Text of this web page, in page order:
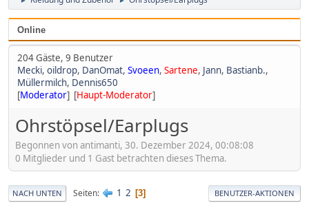
Online
204 Gäste, 9 Benutzer
Mecki, oildrop, DanOmat, Svoeen, Sartene, Jann, Bastianb.,
Müllermilch, Dennis650
[Moderator] [Haupt-Moderator]
Ohrstöpsel/Earplugs
Begonnen von antimanti, 30. Dezember 2024, 00:08:08
0 Mitglieder und 1 Gast betrachten dieses Thema.
NACH UNTEN Seiten 1 2 3 BENUTZER-AKTIONEN